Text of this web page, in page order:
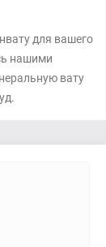
для вашего
нашими
вату